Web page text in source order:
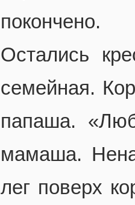
покончено.
Остались
семейная.
папаша.
мамаша.
лег поверх